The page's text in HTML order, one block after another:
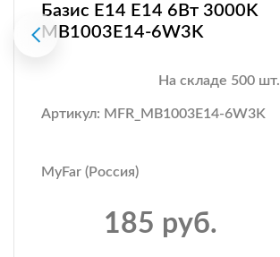
Базис E14 E14 6Вт 3000K
MB1003E14-6W3K
На складе 500 шт.
Артикул: MFR_MB1003E14-6W3K
MyFar (Россия)
185 руб.